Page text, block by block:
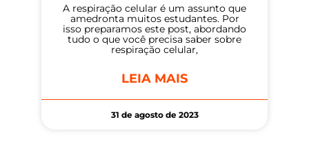
A respiração celular é um assunto que
amedronta muitos estudantes. Por
isso preparamos este post, abordando
tudo o que você precisa saber sobre
respiração celular,
LEIA MAIS
31 de agosto de 2023